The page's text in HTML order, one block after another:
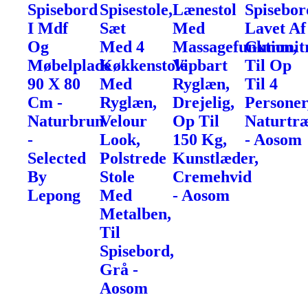
Spisebord
I Mdf
Og
Møbelplade
90 X 80
Cm -
Naturbrun
-
Selected
By
Lepong
Spisestole,
Sæt
Med 4
Køkkenstole
Med
Ryglæn,
Velour
Look,
Polstrede
Stole
Med
Metalben,
Til
Spisebord,
Grå -
Aosom
Lænestol
Med
Massagefunktion,
Vipbart
Ryglæn,
Drejelig,
Op Til
150 Kg,
Kunstlæder,
Cremehvid
- Aosom
Lavet Af
Til Op
Til 4
- Aosom